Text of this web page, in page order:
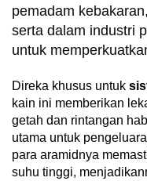
pemadam
serta dalam industri
untuk
Direka khusus untuk
kain ini memberikan
getah dan rintangan
utama untuk
para aramidnya
suhu tinggi,